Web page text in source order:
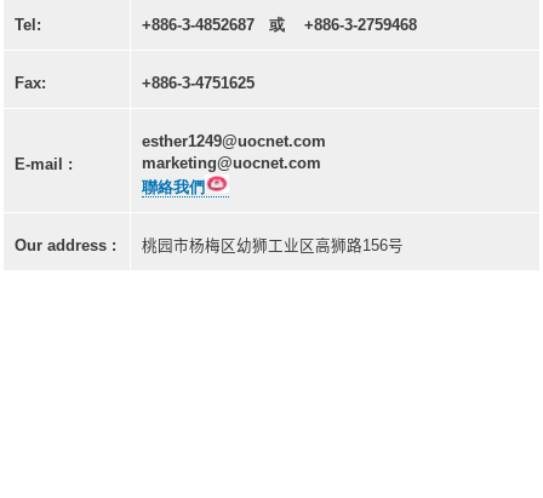
激光芯片 & 倾斜面光检二极体芯片
LD(TO-can)
CoS & Reflector
Tel: +886-3-4852687 或 +886-3-2759468
Fax: +886-3-4751625
E-mail :
esther1249@uocnet.com
marketing@uocnet.com
聯絡我們
Our address : 桃园市杨梅区幼狮工业区高狮路156号